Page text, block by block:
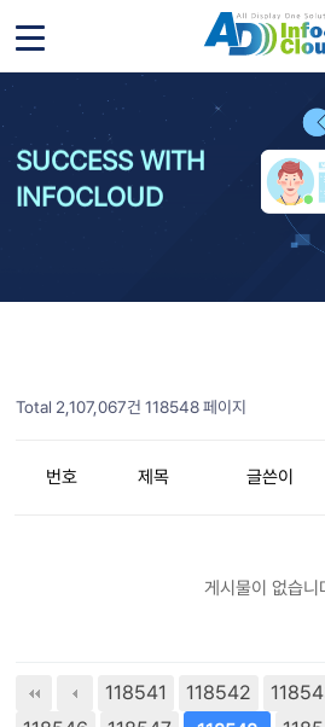
SUCCESS WITH
INFOCLOUD
Total 2,107,067건 118548 페이지
번호 제목 글쓴이
게시물이 없습니
118541 118542